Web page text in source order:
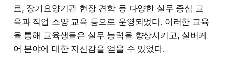
료, 장기요양기관 현장 견학 등 다양한 실무 중심 교
육과 직업 소양 교육 등으로 운영되었다. 이러한 교육
을 통해 교육생들은 실무 능력을 향상시키고, 실버케
어 분야에 대한 자신감을 얻을 수 있었다.